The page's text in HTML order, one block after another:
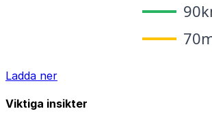
Ladda ner
Viktiga insikter